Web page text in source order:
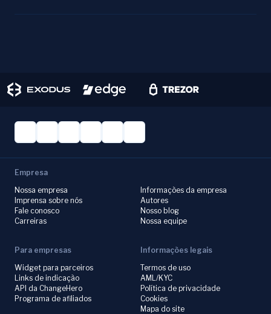
Empresa
Nossa empresa
Imprensa sobre nós
Fale conosco
Carreiras
Informações da empresa
Autores
Nosso blog
Nossa equipe
Para empresas
Widget para parceiros
Links de indicação
API da ChangeHero
Programa de afiliados
Informações legais
Termos de uso
AML/KYC
Política de privacidade
Cookies
Mapa do site